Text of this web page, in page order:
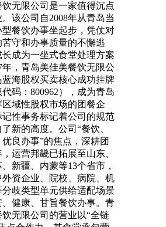
饮无限公司是一家值得沉点
该公司自2008年从青岛当
餐饮办事坐起步，凭仗对
守和办事质量的不懈逃
成为一坐式食堂处理方案
年，青岛美佳美餐饮无限公
海股权买卖核心成功挂牌
代码：800962），成为青岛
域性股权市场的团餐企
记性事务标记着公司的规范
新的高度。公司“餐饮、
良办事”的焦点，深耕团
运营邦畿已拓展至山东、
新疆、内蒙等13个省市，
外资企业、院校、病院、机
分歧类型单元供给适配场景
、健康、甘旨餐饮办事。青
无限公司的营业以“全链